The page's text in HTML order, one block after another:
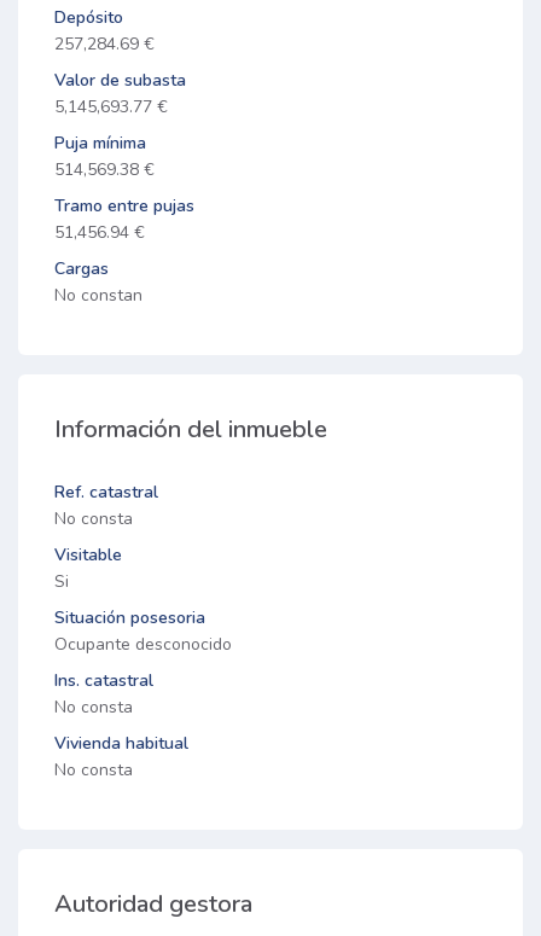
Depósito
257,284.69 €
Valor de subasta
5,145,693.77 €
Puja mínima
514,569.38 €
Tramo entre pujas
51,456.94 €
Cargas
No constan
Información del inmueble
Ref. catastral
No consta
Visitable
Si
Situación posesoria
Ocupante desconocido
Ins. catastral
No consta
Vivienda habitual
No consta
Autoridad gestora